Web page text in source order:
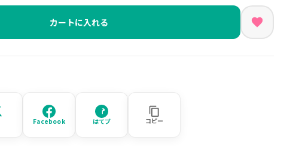
カートに入れる
Facebook はてブ コピー